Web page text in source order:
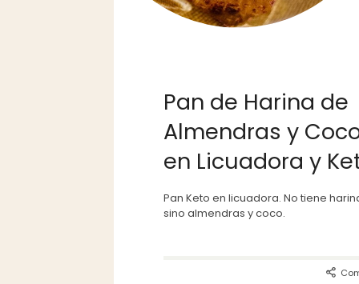
Pan de Harina de
Almendras y
en Licuadora y
Pan Keto en licuadora. No tiene
sino almendras y coco.